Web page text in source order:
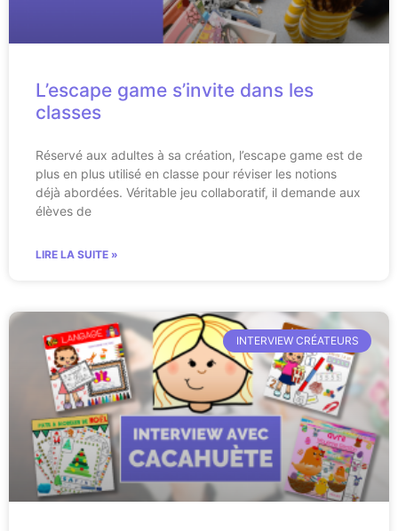
L’escape game s’invite dans les
classes
Réservé aux adultes à sa création, l’escape game est de
plus en plus utilisé en classe pour réviser les notions
déjà abordées. Véritable jeu collaboratif, il demande aux
élèves de
LIRE LA SUITE »
INTERVIEW CRÉATEURS